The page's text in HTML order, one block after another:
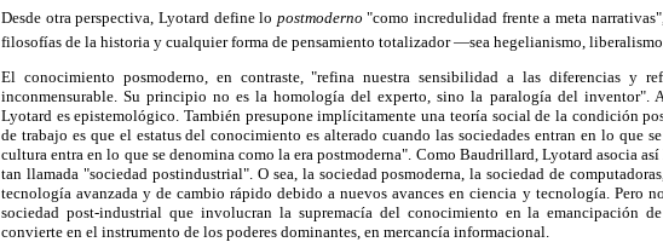
Desde otra perspectiva, Lyotard define lo postmoderno "como incredulidad frente a meta
filosofías de la historia y cualquier forma de pensamiento totalizador —sea hegelianismo,
El conocimiento posmoderno, en contraste, "refina nuestra sensibilidad a las diferencias y
inconmensurable. Su principio no es la homología del experto, sino la paralogía del inventor".
Lyotard es epistemológico. También presupone implícitamente una teoría social de la condición
de trabajo es que el estatus del conocimiento es alterado cuando las sociedades entran en lo que
cultura entra en lo que se denomina como la era postmoderna". Como Baudrillard, Lyotard asocia
tan llamada "sociedad postindustrial". O sea, la sociedad posmoderna, la sociedad de
tecnología avanzada y de cambio rápido debido a nuevos avances en ciencia y tecnología. Pero
sociedad post-industrial que involucran la supremacía del conocimiento en la emancipación
convierte en el instrumento de los poderes dominantes, en mercancía informacional.